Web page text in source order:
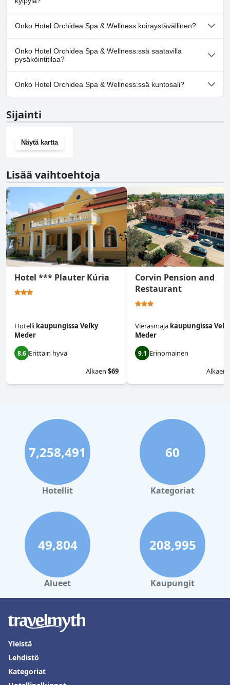
Lämmitetty uima-allas, Sisäuima-allas.
Kyllä, Hotel Orchidea Spa & Wellness tarjoaa kylpylän.
Onko Hotel Orchidea Spa & Wellness koiraystävällinen?
Ei, Hotel Orchidea Spa & Wellness ei salli koiria.
Onko Hotel Orchidea Spa & Wellness:ssä saatavilla
pysäköintitilaa?
Kyllä, Hotel Orchidea Spa & Wellness tarjoaa
pysäköintimahdollisuuden.
Onko Hotel Orchidea Spa & Wellness:ssä kuntosali?
Sijainti
Näytä kartta
Lisää vaihtoehtoja
Hotel *** Plauter Kúria
Hotelli kaupungissa Veľky
Meder
8.6 Erittäin hyvä
Alkaen $69
Corvin Pension and
Restaurant
Vierasmaja kaupungissa
Meder
9.1 Erinomainen
Alkaen
7,258,491
Hotellit
60
Kategoriat
49,804
Alueet
208,995
Kaupungit
Yleistä
Lehdistö
Kategoriat